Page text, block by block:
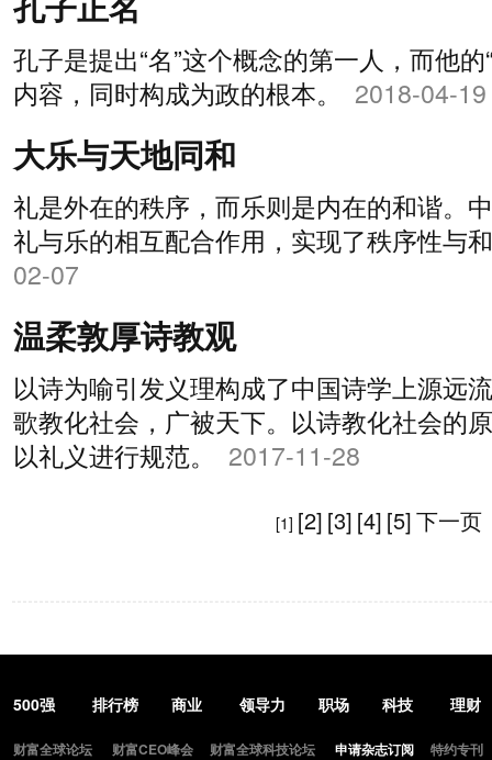
孔子是提出“名”这个概念的第一人，而他的
内容，同时构成为政的根本。 2018-04-19
大乐与天地同和
礼是外在的秩序，而乐则是内在的和谐。
礼与乐的相互配合作用，实现了秩序性与
02-07
温柔敦厚诗教观
以诗为喻引发义理构成了中国诗学上源远
歌教化社会，广被天下。以诗教化社会的
以礼义进行规范。 2017-11-28
[1] [2] [3] [4] [5]下一页
500强 排行榜 商业 领导力 职场 科技 理财
财富全球论坛 财富CEO峰会 财富全球科技论坛 申请杂志订阅
特约专刊